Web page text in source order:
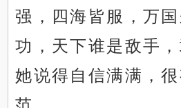
强，四海皆服，万
功，天下谁是敌手
她说得自信满满，